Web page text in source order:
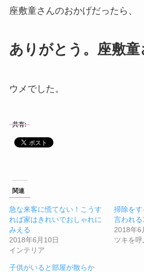
座敷童さんのおかげだったら、
ありがとう。座敷童
ウメでした。
共有:
関連
急な来客に慌てない！こうす
れば家はきれいでおしゃれに
みえる
2018年6月10日
インテリア
掃除をす
言われ
2018年6
ツキを
子供がいると部屋が散らか